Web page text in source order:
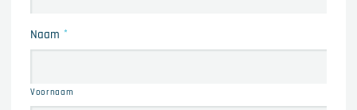
Naam *
Voornaam